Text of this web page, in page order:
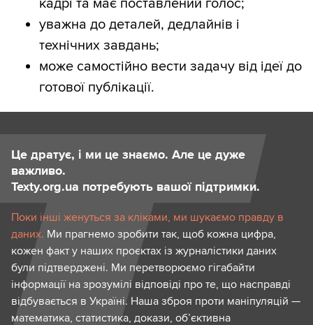
кадрі та має поставлений голос;
уважна до деталей, дедлайнів і
технічних завдань;
може самостійно вести задачу від ідеї до
готової публікації.
Це дратує, і ми це знаємо. Але це дуже
важливо.
Texty.org.ua потребують вашої підтримки.
Поки інші женуться за кліками, ми шукаємо правду в
даних. Ми прагнемо зробити так, щоб кожна цифра,
кожен факт у наших проєктах із журналістики даних
були підтверджені. Ми перетворюємо гігабайти
інформації на зрозумілі відповіді про те, що насправді
відбувається в Україні. Наша зброя проти маніпуляцій —
математика, статистика, докази, об’єктивна